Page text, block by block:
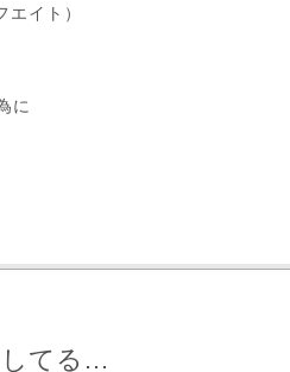
イト）
に
してる…